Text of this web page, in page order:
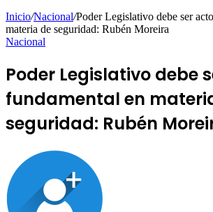
Inicio/Nacional/Poder Legislativo debe ser
materia de seguridad: Rubén Moreira
Nacional
Poder Legislativo debe
fundamental en
seguridad: Rubén